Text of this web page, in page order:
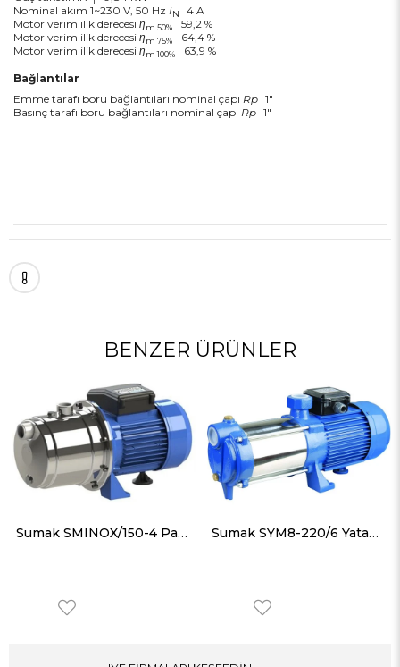
Nominal akım 1~230 V, 50 Hz IN
4 A
Motor verimlilik derecesi ηm 50%
59,2 %
Motor verimlilik derecesi ηm 75%
64,4 %
Motor verimlilik derecesi ηm 100% 63,9 %
Bağlantılar
Emme tarafı boru bağlantıları nominal çapı Rp 1"
Basınç tarafı boru bağlantıları nominal çapı Rp 1"
BENZER ÜRÜNLER
Sumak SMINOX/150-4 Paslanmaz Gövdeli Çok Kademeli Pompa Sumak SYM8-220/6 Yatay Milli Kademeli Pompa Monofaze (220V) 2.2HP